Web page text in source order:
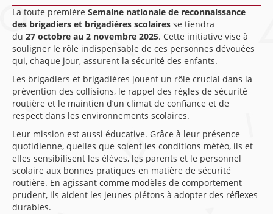
La toute première Semaine nationale de reconnaissance
des brigadiers et brigadières scolaires se tiendra
du 27 octobre au 2 novembre 2025. Cette initiative vise à
souligner le rôle indispensable de ces personnes dévouées
qui, chaque jour, assurent la sécurité des enfants.
Les brigadiers et brigadières jouent un rôle crucial dans la
prévention des collisions, le rappel des règles de sécurité
routière et le maintien d’un climat de confiance et de
respect dans les environnements scolaires.
Leur mission est aussi éducative. Grâce à leur présence
quotidienne, quelles que soient les conditions météo, ils et
elles sensibilisent les élèves, les parents et le personnel
scolaire aux bonnes pratiques en matière de sécurité
routière. En agissant comme modèles de comportement
prudent, ils aident les jeunes piétons à adopter des réflexes
durables.